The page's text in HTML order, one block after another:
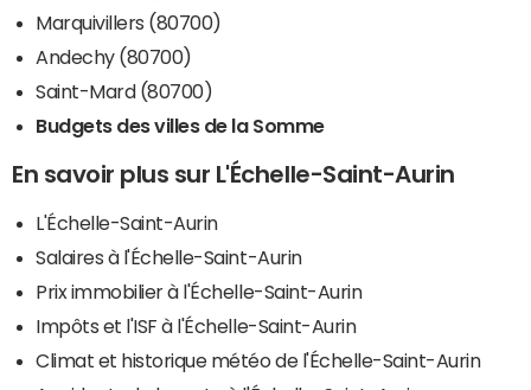
Marquivillers (80700)
Andechy (80700)
Saint-Mard (80700)
Budgets des villes de la Somme
En savoir plus sur L'Échelle-Saint-Aurin
L'Échelle-Saint-Aurin
Salaires à l'Échelle-Saint-Aurin
Prix immobilier à l'Échelle-Saint-Aurin
Impôts et l'ISF à l'Échelle-Saint-Aurin
Climat et historique météo de l'Échelle-Saint-Aurin